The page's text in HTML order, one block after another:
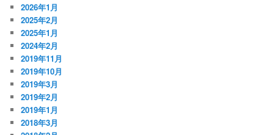
2026年1月
2025年2月
2025年1月
2024年2月
2019年11月
2019年10月
2019年3月
2019年2月
2019年1月
2018年3月